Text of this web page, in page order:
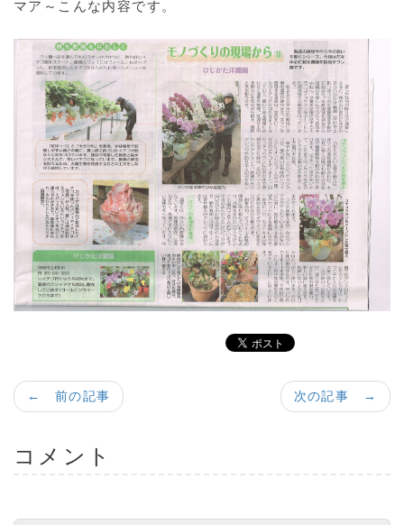
マア～こんな内容です。
次の記事 →
← 前の記事
コメント